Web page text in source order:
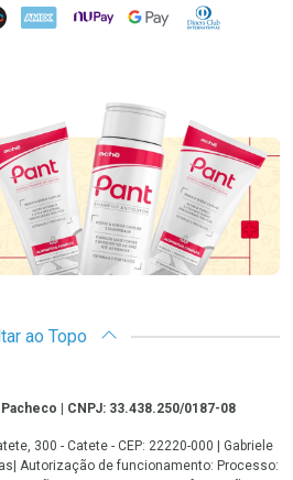
AMEX NuPay Google PayDiners Club
ao Topo
| CNPJ: 33.438.250/0187-08
300 - Catete - CEP: 22220-000 | Gabriele
Autorização de funcionamento: Processo: